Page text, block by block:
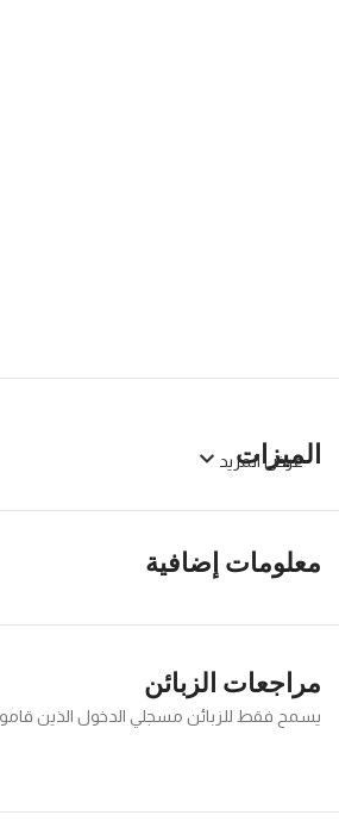
الميزات
عرض المزيد
معلومات إضافية
مراجعات الزبائن
يسمح فقط للزبائن مسجلي الدخول الذين قاموا